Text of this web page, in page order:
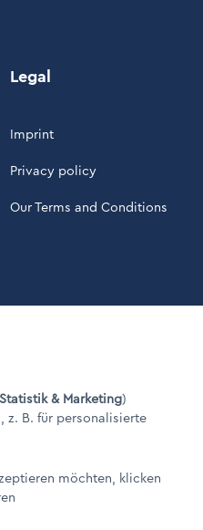
Legal
Imprint
Privacy policy
Our Terms and Conditions
Statistik & Marketing)
z. B. für personalisierte
möchten, klicken